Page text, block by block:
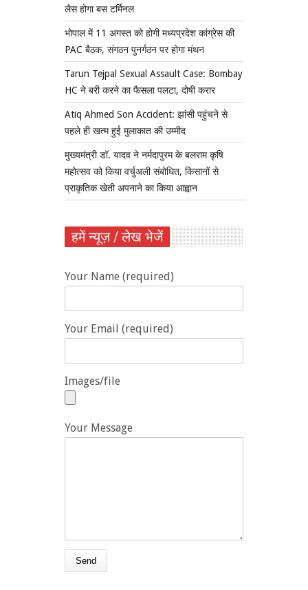
लैस होगा बस टर्मिनल
भोपाल में 11 अगस्त को होगी मध्यप्रदेश कांग्रेस की
PAC बैठक, संगठन पुनर्गठन पर होगा मंथन
Tarun Tejpal Sexual Assault Case: Bombay
HC ने बरी करने का फैसला पलटा, दोषी करार
Atiq Ahmed Son Accident: झांसी पहुंचने से
पहले ही खत्म हुई मुलाकात की उम्मीद
मुख्यमंत्री डॉ. यादव ने नर्मदापुरम के बलराम कृषि
महोत्सव को किया वर्चुअली संबोधित, किसानों से
प्राकृतिक खेती अपनाने का किया आह्वान
हमें न्यूज़ / लेख भेजें
Your Name (required)
Your Email (required)
Images/file
Your Message